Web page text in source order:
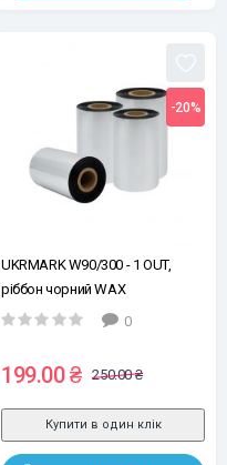
-20%
UKRMARK W90/300 - 1 OUT,
ріббон чорний WAX
90mm*300m, намотка OUT, 1
0
199.00 ₴ 250.00 ₴
Купити в один клік